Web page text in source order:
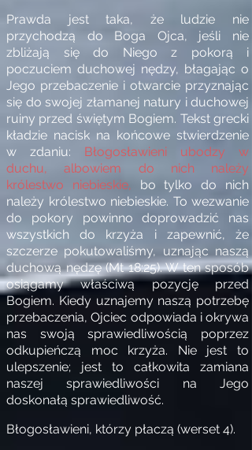
Prawda jest taka, że ludzie nie
przychodzą do Boga Ojca, jeśli nie
zbliżają się do Niego z pokorą i
poczuciem duchowej nędzy, błagając o
Jego przebaczenie i otwarcie przyznając
się do swojej złamanej natury i duchowej
ruiny przed świętym Bogiem. Tekst grecki
kładzie nacisk na końcowe stwierdzenie
w zdaniu: Błogosławieni ubodzy w
duchu, albowiem do nich należy
królestwo niebieskie, bo tylko do nich
należy królestwo niebieskie. To wezwanie
do pokory powinno doprowadzić nas
wszystkich do krzyża i zapewnić, że
szczerze pokutowaliśmy, uznając naszą
duchową nędzę (Mt 18:25). W ten sposób
osiągamy właściwą pozycję przed
Bogiem. Kiedy uznajemy naszą potrzebę
przebaczenia, Ojciec odpowiada i okrywa
nas swoją sprawiedliwością poprzez
odkupieńczą moc krzyża. Nie jest to
ulepszenie; jest to całkowita zamiana
naszej sprawiedliwości na Jego
doskonałą sprawiedliwość.
Błogosławieni, którzy płaczą (werset 4).